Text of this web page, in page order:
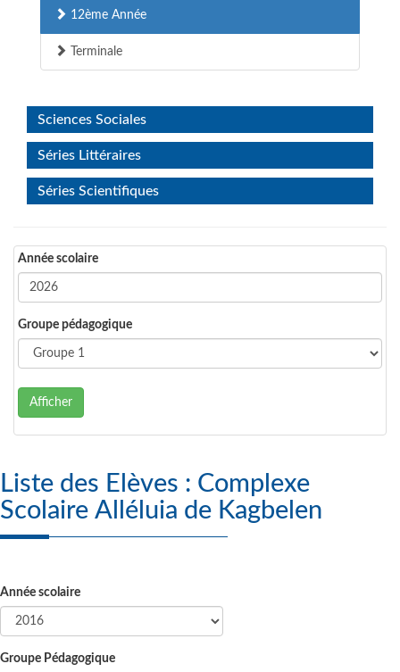
12ème Année
Terminale
Sciences Sociales
Séries Littéraires
Séries Scientifiques
Année scolaire
Groupe pédagogique
Afficher
Liste des Elèves : Complexe
Scolaire Alléluia de Kagbelen
Année scolaire
Groupe Pédagogique